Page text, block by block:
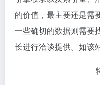
的价值，最主要还是需
一些确切的数据则需要
长进行洽谈提供。如该